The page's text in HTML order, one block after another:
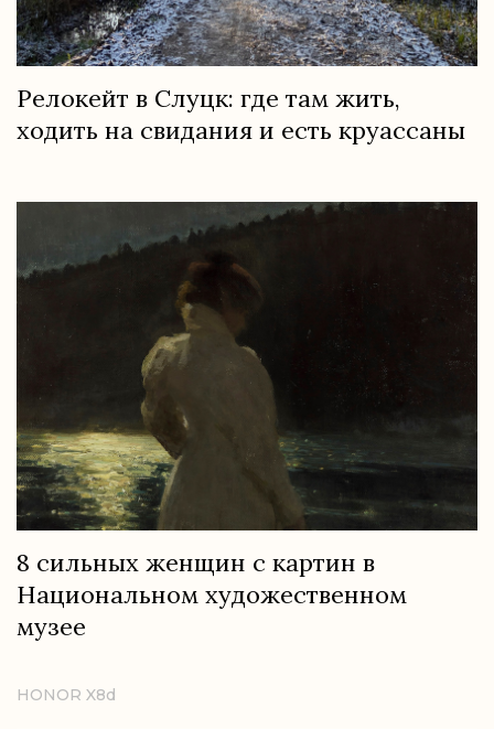
Релокейт в Слуцк: где там жить,
ходить на свидания и есть круассаны
8 сильных женщин с картин в
Национальном художественном
музее
HONOR X8d